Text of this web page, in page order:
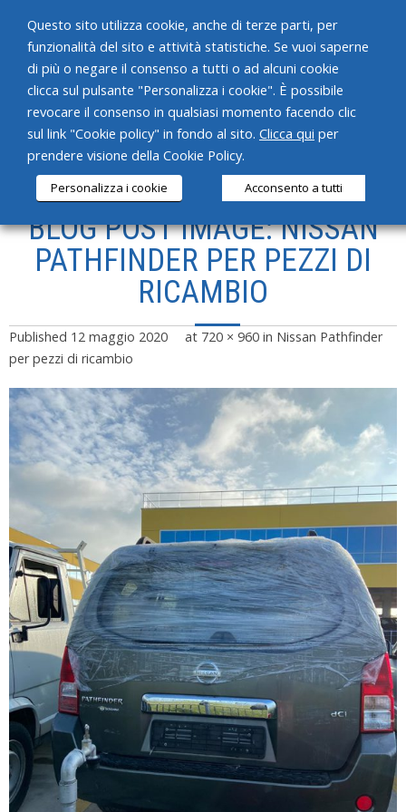
HOME
CHI SIAMO
SERVIZI
PRODOTTI
CONTATTI
BLOG POST IMAGE: NISSAN
PATHFINDER PER PEZZI DI
RICAMBIO
Published 12 maggio 2020 at 720 × 960 in Nissan Pathfinder
per pezzi di ricambio
Questo sito utilizza cookie, anche di terze parti, per
funzionalità del sito e attività statistiche. Se vuoi saperne
di più o negare il consenso a tutti o ad alcuni cookie
clicca sul pulsante "Personalizza i cookie". È possibile
revocare il consenso in qualsiasi momento facendo clic
sul link "Cookie policy" in fondo al sito. Clicca qui per
prendere visione della Cookie Policy.
Personalizza i cookie Acconsento a tutti